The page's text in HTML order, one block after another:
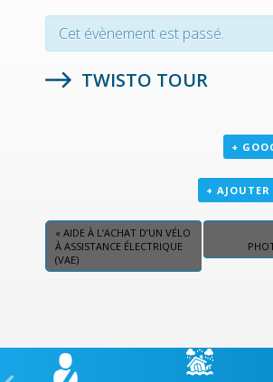
Cet évènement est passé.
TWISTO TOUR
+
+
« AIDE À L’ACHAT D’UN VÉLO
À ASSISTANCE ÉLECTRIQUE
(VAE)